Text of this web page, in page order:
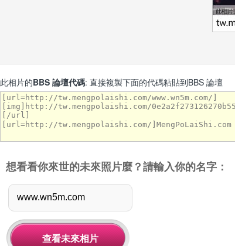
此相片的BBS 論壇代碼: 直接複製下面的代碼粘貼到BBS 論壇
想看看你來世的未來照片麼？請輸入你的名字：